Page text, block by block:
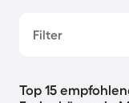
Filter
Top 15